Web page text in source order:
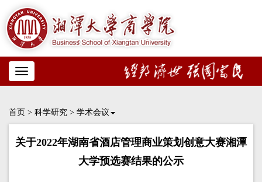
Toggle
navigation
首页 > 科学研究 > 学术会议
关于2022年湖南省酒店管理商业策划创意大赛湘潭
大学预选赛结果的公示